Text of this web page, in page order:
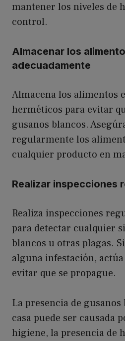
mantener los niveles de
control.
Almacenar los
adecuadamente
Almacena los alimentos
herméticos para evitar
gusanos blancos.
regularmente los
cualquier producto en
Realizar inspecciones
Realiza inspecciones
para detectar cualquier
blancos u otras plagas.
alguna infestación,
evitar que se propague.
La presencia de
casa puede ser causada
higiene, la presencia de